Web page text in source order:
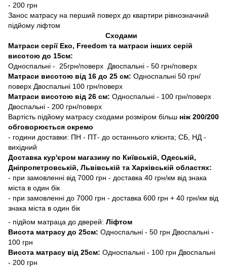
- 200 грн
Занос матрасу на перший поверх до квартири рівнозначний
підйому ліфтом
Сходами
Матраси серії Еко, Freedom та матраси інших серій
висотою до 15см:
Односпальні - 25грн/поверх Двоспальні - 50 грн/поверх
Матраси висотою від 16 до 25 см: Односпальні 50 грн/
поверх Двоспальні 100 грн/поверх
Матраси висотою від 26 см: Односпальні - 100 грн/поверх
Двоспальні - 200 грн/поверх
Вартість підйому матрасу сходами розміром більш ніж 200/200
обговорюється окремо
- години доставки: ПН - ПТ- до останнього клієнта; СБ, НД -
вихідний
Доставка кур'єром магазину по Київській, Одеській,
Дніпропетровській, Львівській та Харківській областях:
- при замовленні від 7000 грн - доставка 40 грн/км від знака
міста в один бік
- при замовленні до 7000 грн - доставка 600 грн + 40 грн/км від
знака міста в один бік
- підйом матраца до дверей: Ліфтом
Висота матрасу до 25см: Односпальні - 50 грн Двоспальні -
100 грн
Висота матрасу від 25см: Односпальні - 100 грн Двоспальні
- 200 грн